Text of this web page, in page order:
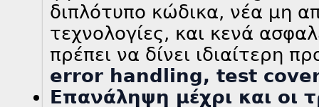
διπλότυπο κώδικα, νέα μη
τεχνολογίες, και κενά
πρέπει να δίνει ιδιαίτερη
error handling, test
Επανάληψη μέχρι και οι